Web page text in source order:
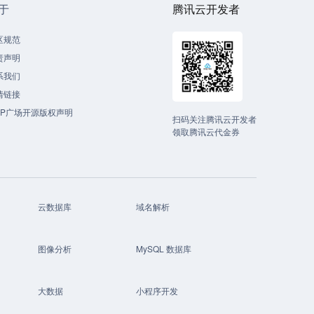
规范
声明
我们
链接
广场开源版权声明
腾讯云开发者
扫码关注腾讯云开发者
领取腾讯云代金券
云数据库 域名解析
图像分析 MySQL 数据库
大数据 小程序开发